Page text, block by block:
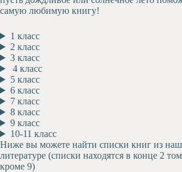
центр
Художественная
студия
Имя пользователя или Email
Получить новый пароль
← Вернуться ко входу
самую любимую книгу!
1 класс
2 класс
3 класс
4 класс
5 класс
6 класс
7 класс
8 класс
9 класс
10-11 класс
Ниже вы можете найти списки книг из
литературе (списки находятся в конце 2
кроме 9)